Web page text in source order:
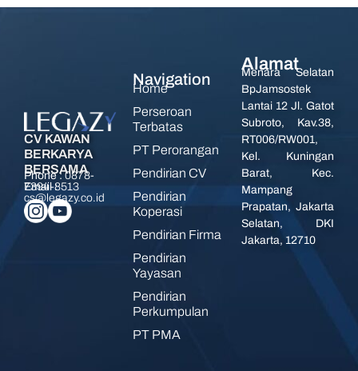
CV KAWAN
BERKARYA
BERSAMA
Phone :0878-
7394-8513
Email :
cs@legazy.co.id
Navigation
Home
Perseroan
Terbatas
PT Perorangan
Pendirian CV
Pendirian
Koperasi
Pendirian Firma
Pendirian
Yayasan
Pendirian
Perkumpulan
PT PMA
Alamat
Menara Selatan
BpJamsostek
Lantai 12 Jl. Gatot
Subroto, Kav.38,
RT006/RW001,
Kel. Kuningan
Barat, Kec.
Mampang
Prapatan, Jakarta
Selatan, DKI
Jakarta, 12710